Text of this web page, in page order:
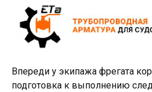
Впереди у экипажа фрегата
подготовка к выполнению